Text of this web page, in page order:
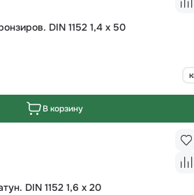
DIN 1152 1,4 х 50
В корзину
DIN 1152 1,6 х 20